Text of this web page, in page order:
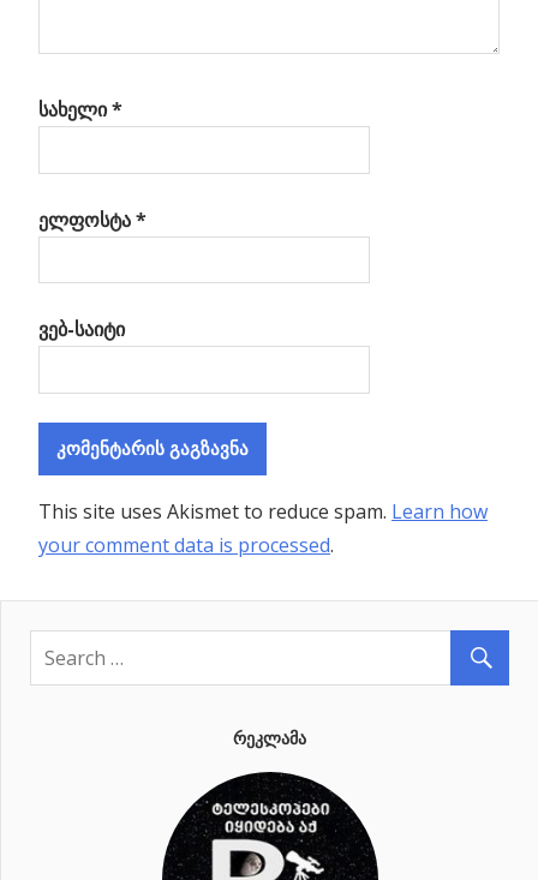
სახელი*
ელფოსტა*
ვებ-საიტი
This site uses Akismet to reduce spam. Learn how
your comment data is processed.
ᲠᲔᲙᲚᲐᲛᲐ